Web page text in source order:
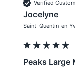
Verified
Jocelyne
Saint-Quentin-en-
Peaks Large